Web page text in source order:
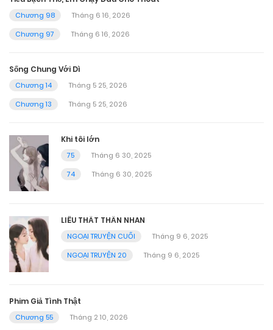
Chương 98
Tháng 6 16, 2026
Chương 97
Tháng 6 16, 2026
Sống Chung Với Dì
Chương 14
Tháng 5 25, 2026
Chương 13
Tháng 5 25, 2026
Khi tôi lớn
75
Tháng 6 30, 2025
74
Tháng 6 30, 2025
LIÊU THẤT THẦN NHAN
NGOẠI TRUYỆN CUỐI
Tháng 9 6, 2025
NGOẠI TRUYỆN 20
Tháng 9 6, 2025
Phim Giả Tình Thật
Chương 55
Tháng 2 10, 2026